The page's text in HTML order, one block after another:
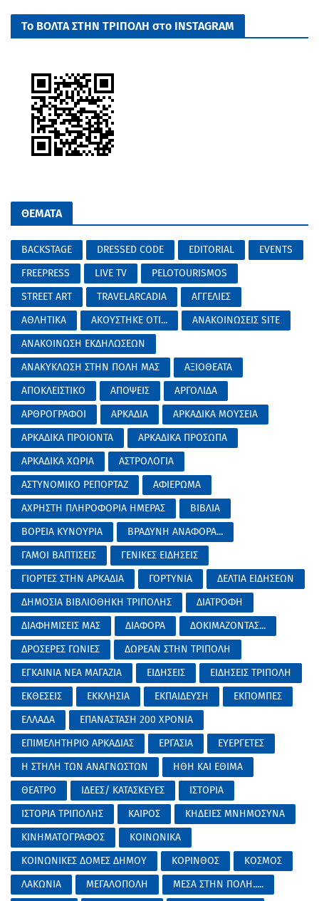
Το ΒΟΛΤΑ ΣΤΗΝ ΤΡΙΠΟΛΗ στο INSTAGRAM
ΘΕΜΑΤΑ
BACKSTAGE DRESSED CODE EDITORIAL
EVENTS
FREEPRESS
LIVE TV
PELOTOURISMOS
STREET ART
TRAVELARCADIA
ΑΓΓΕΛΙΕΣ
ΑΘΛΗΤΙΚΑ
ΑΚΟΥΣΤΗΚΕ ΟΤΙ...
ΑΝΑΚΟΙΝΩΣΕΙΣ SITE
ΑΝΑΚΟΙΝΩΣΗ ΕΚΔΗΛΩΣΕΩΝ
ΑΝΑΚΥΚΛΩΣΗ ΣΤΗΝ ΠΟΛΗ ΜΑΣ
ΑΞΙΟΘΕΑΤΑ
ΑΠΟΚΛΕΙΣΤΙΚΟ
ΑΠΟΨΕΙΣ
ΑΡΓΟΛΙΔΑ
ΑΡΘΡΟΓΡΑΦΟΙ
ΑΡΚΑΔΙΑ
ΑΡΚΑΔΙΚΑ ΜΟΥΣΕΙΑ
ΑΡΚΑΔΙΚΑ ΠΡΟΙΟΝΤΑ
ΑΡΚΑΔΙΚΑ ΠΡΟΣΩΠΑ
ΑΡΚΑΔΙΚΑ ΧΩΡΙΑ
ΑΣΤΡΟΛΟΓΙΑ
ΑΣΤΥΝΟΜΙΚΟ ΡΕΠΟΡΤΑΖ
ΑΦΙΕΡΩΜΑ
ΑΧΡΗΣΤΗ ΠΛΗΡΟΦΟΡΙΑ ΗΜΕΡΑΣ
ΒΙΒΛΙΑ
ΒΟΡΕΙΑ ΚΥΝΟΥΡΙΑ
ΒΡΑΔΥΝΗ ΑΝΑΦΟΡΑ...
ΓΑΜΟΙ ΒΑΠΤΙΣΕΙΣ
ΓΕΝΙΚΕΣ ΕΙΔΗΣΕΙΣ
ΓΙΟΡΤΕΣ ΣΤΗΝ ΑΡΚΑΔΙΑ
ΓΟΡΤΥΝΙΑ
ΔΕΛΤΙΑ ΕΙΔΗΣΕΩΝ
ΔΗΜΟΣΙΑ ΒΙΒΛΙΟΘΗΚΗ ΤΡΙΠΟΛΗΣ
ΔΙΑΤΡΟΦΗ
ΔΙΑΦΗΜΙΣΕΙΣ ΜΑΣ
ΔΙΑΦΟΡΑ
ΔΟΚΙΜΑΖΟΝΤΑΣ...
ΔΡΟΣΕΡΕΣ ΓΩΝΙΕΣ
ΔΩΡΕΑΝ ΣΤΗΝ ΤΡΙΠΟΛΗ
ΕΓΚΑΙΝΙΑ ΝΕΑ ΜΑΓΑΖΙΑ
ΕΙΔΗΣΕΙΣ
ΕΙΔΗΣΕΙΣ ΤΡΙΠΟΛΗ
ΕΚΘΕΣΕΙΣ
ΕΚΚΛΗΣΙΑ ΕΚΠΑΙΔΕΥΣΗ
ΕΚΠΟΜΠΕΣ
ΕΛΛΑΔΑ
ΕΠΑΝΑΣΤΑΣΗ 200 ΧΡΟΝΙΑ
ΕΠΙΜΕΛΗΤΗΡΙΟ ΑΡΚΑΔΙΑΣ
ΕΡΓΑΣΙΑ
ΕΥΕΡΓΕΤΕΣ
Η ΣΤΗΛΗ ΤΩΝ ΑΝΑΓΝΩΣΤΩΝ
ΗΘΗ ΚΑΙ ΕΘΙΜΑ
ΘΕΑΤΡΟ
ΙΔΕΕΣ/ ΚΑΤΑΣΚΕΥΕΣ
ΙΣΤΟΡΙΑ
ΙΣΤΟΡΙΑ ΤΡΙΠΟΛΗΣ
ΚΑΙΡΟΣ
ΚΗΔΕΙΕΣ ΜΝΗΜΟΣΥΝΑ
ΚΙΝΗΜΑΤΟΓΡΑΦΟΣ
ΚΟΙΝΩΝΙΚΑ
ΚΟΙΝΩΝΙΚΕΣ ΔΟΜΕΣ ΔΗΜΟΥ
ΚΟΡΙΝΘΟΣ
ΚΟΣΜΟΣ
ΛΑΚΩΝΙΑ
ΜΕΓΑΛΟΠΟΛΗ
ΜΕΣΑ ΣΤΗΝ ΠΟΛΗ.....